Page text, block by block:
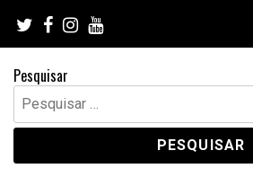
content
Pesquisar
Pesquisar
por: